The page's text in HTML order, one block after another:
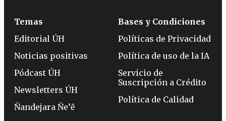
Temas
Editorial ÚH
Noticias positivas
Pódcast ÚH
Newsletters ÚH
Ñandejara Ñe’ẽ
Bases y Condiciones
Políticas de Privacidad
Política de uso de la IA
Servicio de
Suscripción a Crédito
Política de Calidad